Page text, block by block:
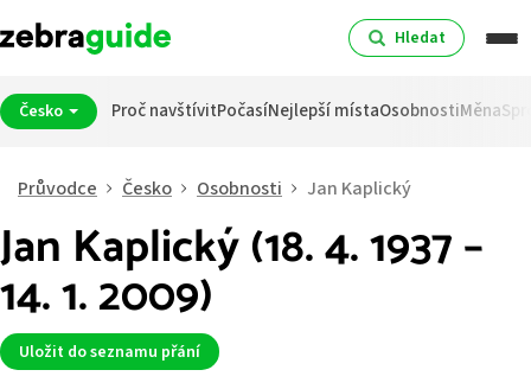
Hledat
Česko Proč navštívitPočasíNejlepší místaOsobnostiMěna
Průvodce Česko Osobnosti Jan Kaplický
Jan Kaplický (18. 4. 1937 –
14. 1. 2009)
Uložit do seznamu přání